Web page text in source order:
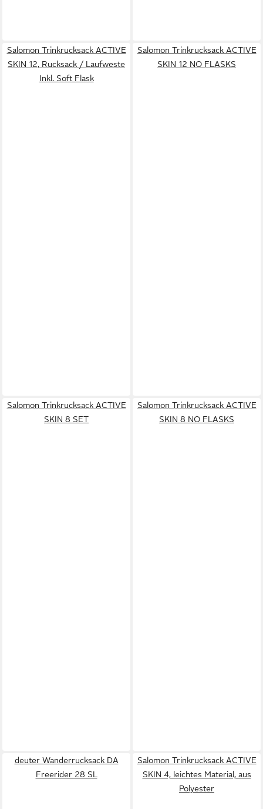
Salomon Trinkrucksack ACTIVE
SKIN 12, Rucksack / Laufweste
Inkl. Soft Flask
Salomon Trinkrucksack ACTIVE
SKIN 12 NO FLASKS
Salomon Trinkrucksack ACTIVE
SKIN 8 SET
Salomon Trinkrucksack ACTIVE
SKIN 8 NO FLASKS
deuter Wanderrucksack DA
Freerider 28 SL
Salomon Trinkrucksack ACTIVE
SKIN 4, leichtes Material, aus
Polyester